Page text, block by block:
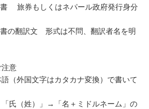
旅券もしくはネパール政府発行身分
の翻訳文 形式は不問、翻訳者名を明
意
語（外国文字はカタカナ変換）で書いて
「氏（姓）」→「名＋ミドルネーム」の